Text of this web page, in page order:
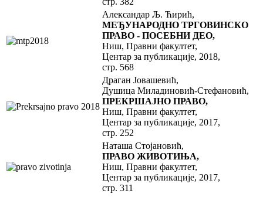
Александар Љ. Ћирић,
MЕЂУНАРОДНО ТРГОВИНСКО
ПРАВО - ПОСЕБНИ ДЕО,
Ниш, Правни факултет,
Центар за публикације, 2018,
стр. 568
Драган Јовашевић,
Душица Миладиновић-Стефановић,
ПРЕКРШАЈНО ПРАВО,
Ниш, Правни факултет,
Центар за публикације, 2017,
стр. 252
Наташа Стојановић,
ПРАВО ЖИВОТИЊА,
Ниш, Правни факултет,
Центар за публикације, 2017,
стр. 311